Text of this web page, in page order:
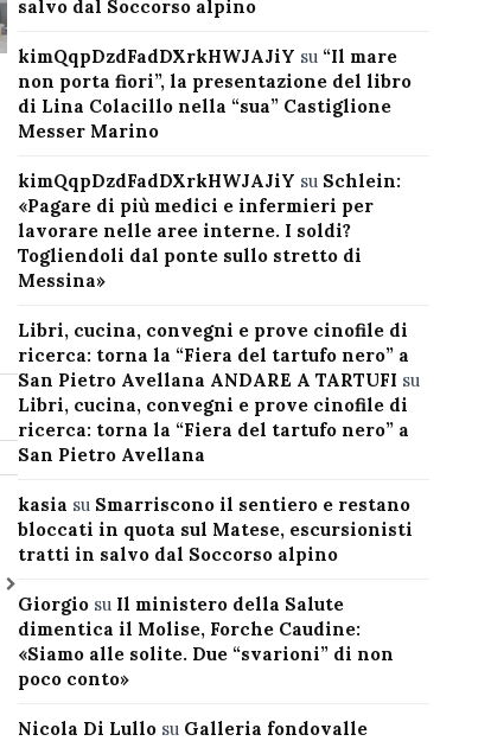
salvo dal Soccorso alpino
kimQqpDzdFadDXrkHWJAJiY su “Il mare
non porta fiori”, la presentazione del libro
di Lina Colacillo nella “sua” Castiglione
Messer Marino
kimQqpDzdFadDXrkHWJAJiY su Schlein:
«Pagare di più medici e infermieri per
lavorare nelle aree interne. I soldi?
Togliendoli dal ponte sullo stretto di
Messina»
Libri, cucina, convegni e prove cinofile di
ricerca: torna la “Fiera del tartufo nero” a
San Pietro Avellana ANDARE A TARTUFI su
Libri, cucina, convegni e prove cinofile di
ricerca: torna la “Fiera del tartufo nero” a
San Pietro Avellana
kasia su Smarriscono il sentiero e restano
bloccati in quota sul Matese, escursionisti
tratti in salvo dal Soccorso alpino
Giorgiosu Il ministero della Salute
dimentica il Molise, Forche Caudine:
«Siamo alle solite. Due “svarioni” di non
poco conto»
Nicola Di Lullosu Galleria fondovalle